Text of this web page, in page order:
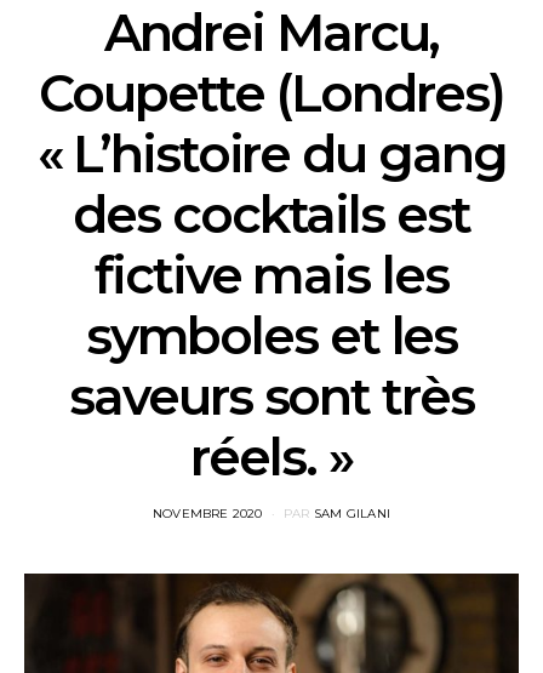
Andrei Marcu,
Coupette (Londres)
« L’histoire du gang
des cocktails est
fictive mais les
symboles et les
saveurs sont très
réels. »
POSTED
NOVEMBRE 2020 PAR SAM GILANI